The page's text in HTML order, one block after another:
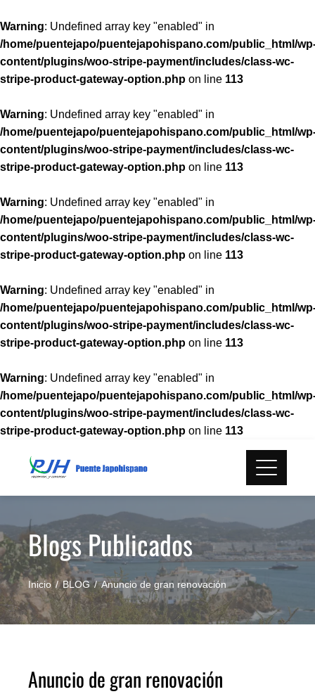
Warning: Undefined array key "enabled" in
/home/puentejapo/puentejapohispano.com/public_html/
content/plugins/woo-stripe-payment/includes/class-wc-
stripe-product-gateway-option.php on line 113
Warning: Undefined array key "enabled" in
/home/puentejapo/puentejapohispano.com/public_html/
content/plugins/woo-stripe-payment/includes/class-wc-
stripe-product-gateway-option.php on line 113
Warning: Undefined array key "enabled" in
/home/puentejapo/puentejapohispano.com/public_html/
content/plugins/woo-stripe-payment/includes/class-wc-
stripe-product-gateway-option.php on line 113
Warning: Undefined array key "enabled" in
/home/puentejapo/puentejapohispano.com/public_html/
content/plugins/woo-stripe-payment/includes/class-wc-
stripe-product-gateway-option.php on line 113
Warning: Undefined array key "enabled" in
/home/puentejapo/puentejapohispano.com/public_html/
content/plugins/woo-stripe-payment/includes/class-wc-
stripe-product-gateway-option.php on line 113
Blogs Publicados
Inicio BLOG Anuncio de gran renovación
Anuncio de gran renovación